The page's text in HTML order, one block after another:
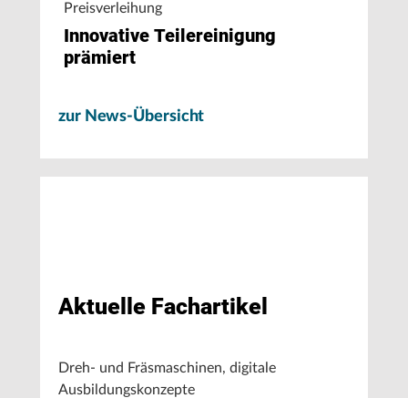
Preisverleihung
Innovative Teilereinigung
prämiert
zur News-Übersicht
Aktuelle Fachartikel
Dreh- und Fräsmaschinen, digitale
Ausbildungskonzepte